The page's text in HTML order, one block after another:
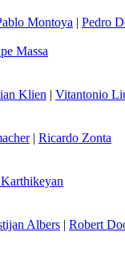
Montoya | Pedro
Massa
Klien | Vitantonio
| Ricardo Zonta
Albers | Robert